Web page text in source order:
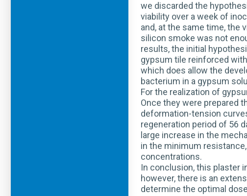
we discarded the
viability over a week of
and, at the same time, the
silicon smoke was not
results, the initial
gypsum tile reinforced
which does allow the
bacterium in a gypsum
For the realization of
Once they were prepared
deformation-tension
regeneration period of 56
large increase in the
in the minimum
concentrations.
In conclusion, this plaster
however, there is an
determine the optimal